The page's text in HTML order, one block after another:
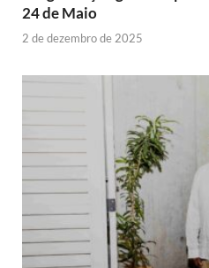
24 de Maio
2 de dezembro de 2025